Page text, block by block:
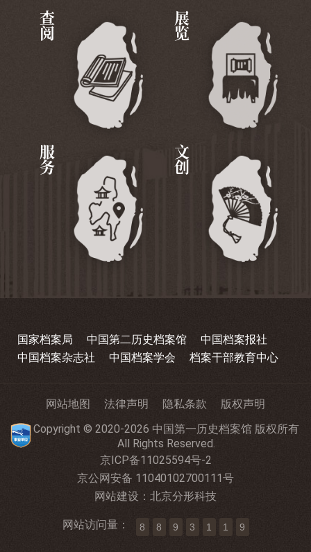
查阅 展览
服务 文创
国家档案局 中国第二历史档案馆
中国档案报社
中国档案杂志社
中国档案学会 档案干部教育中心
网站地图 法律声明 隐私条款
版权声明
Copyright © 2020-2026 中国第一历史档案馆 版权所有
All Rights Reserved.
京ICP备11025594号-2
京公网安备 11040102700111号
网站建设 ： 北京分形科技
网站访问量： 8 8 9 3 1 1 9